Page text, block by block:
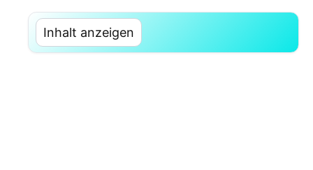
Inhalt anzeigen